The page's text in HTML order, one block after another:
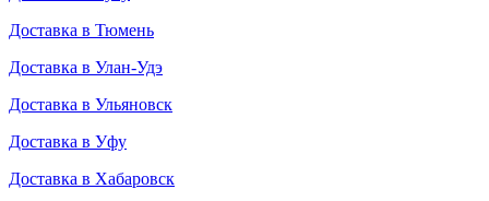
Доставка в Тюмень
Доставка в Улан-Удэ
Доставка в Ульяновск
Доставка в Уфу
Доставка в Хабаровск